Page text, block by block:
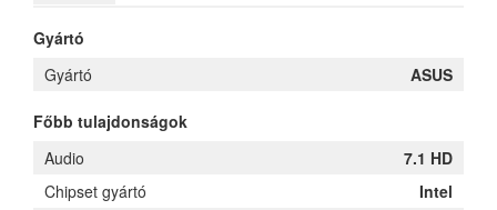
Gyártó
Gyártó
ASUS
Főbb tulajdonságok
Audio
7.1 HD
Chipset gyártó
Intel